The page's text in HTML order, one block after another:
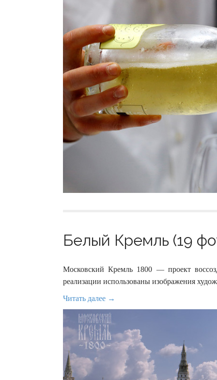
Белый Кремль (19
Московский Кремль 1800 — проект
реализации использованы изображения
Читать далее →